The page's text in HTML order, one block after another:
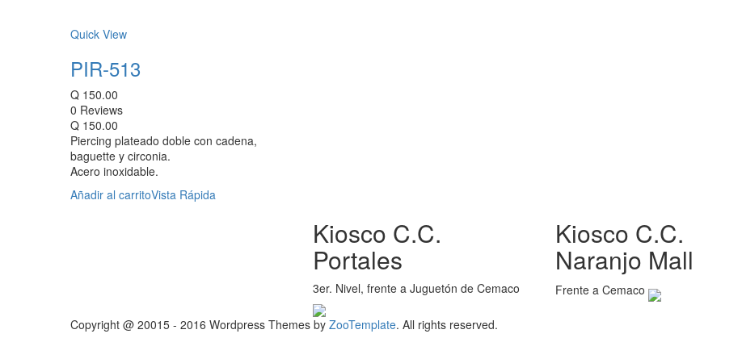
Quick View
PIR-513
Q 150.00
0 Reviews
Q 150.00
Piercing plateado doble con cadena,
baguette y circonia.
Acero inoxidable.
Añadir al carritoVista Rápida
Kiosco C.C.
Portales
3er. Nivel, frente a Juguetón de Cemaco
Kiosco C.C.
Naranjo Mall
Frente a Cemaco
Copyright @ 20015 - 2016 Wordpress Themes by ZooTemplate. All rights reserved.